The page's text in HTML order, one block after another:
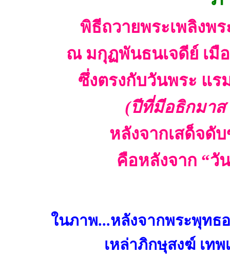
พิธีถวายพระเพลิงพ
ณ มกุฏพันธนเจดีย์ เมื
ซึ่งตรงกับวันพระ แร
(ปีที่มีอธิกมาส
หลังจากเสด็จดั
คือหลังจาก “วั
ในภาพ...หลังจากพระพุทธ
เหล่าภิกษุสงฆ์ เท